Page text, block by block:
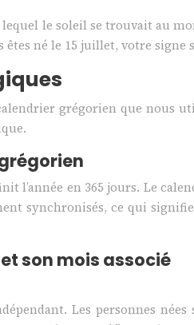
le soleil se trouvait au
né le 15 juillet, votre
grégorien que nous
l’année en 365 jours. Le
synchronisés, ce qui
son mois associé
Les personnes